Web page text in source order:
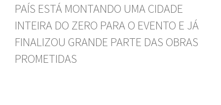
PAÍS ESTÁ MONTANDO UMA CIDADE
INTEIRA DO ZERO PARA O EVENTO E JÁ
FINALIZOU GRANDE PARTE DAS OBRAS
PROMETIDAS